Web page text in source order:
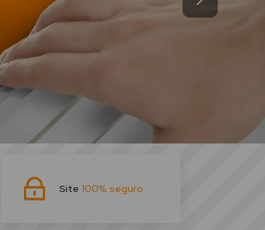
Site 100% seguro